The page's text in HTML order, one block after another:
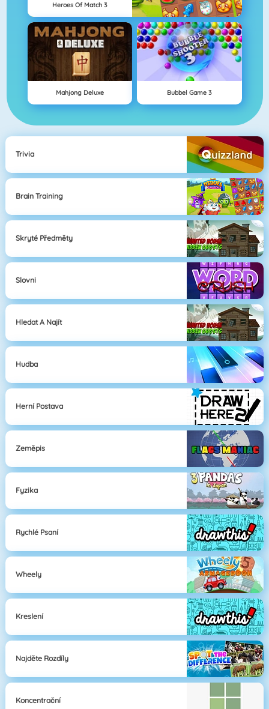
Heroes Of Match 3
Mahjong Deluxe Bubbel Game 3
Trivia
Brain Training
Skryté Předměty
Slovni
Hledat A Najít
Hudba
Herní Postava
Zeměpis
Fyzika
Rychlé Psaní
Wheely
Kreslení
Najděte Rozdíly
Koncentrační